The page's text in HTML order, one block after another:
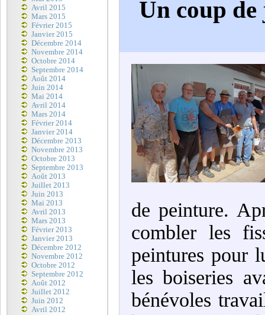
Avril 2015
Mars 2015
Février 2015
Janvier 2015
Décembre 2014
Novembre 2014
Octobre 2014
Septembre 2014
Août 2014
Juin 2014
Mai 2014
Avril 2014
Mars 2014
Février 2014
Janvier 2014
Décembre 2013
Novembre 2013
Octobre 2013
Septembre 2013
Août 2013
Juillet 2013
Juin 2013
Mai 2013
Avril 2013
Mars 2013
Février 2013
Janvier 2013
Décembre 2012
Novembre 2012
Octobre 2012
Septembre 2012
Août 2012
Juillet 2012
Juin 2012
Avril 2012
Un coup
de peinture.
combler les
peintures pour
les boiseries
bénévoles